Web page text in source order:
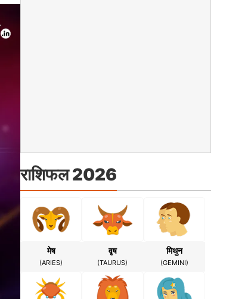
राशिफल 2026
मेष
(ARIES)
वृष
(TAURUS)
मिथुन
(GEMINI)